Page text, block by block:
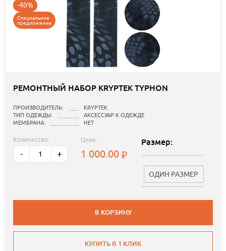
-40%
Специальное
предложение
РЕМОНТНЫЙ НАБОР KRYPTEK TYPHON
ПРОИЗВОДИТЕЛЬ:
KRYPTEK
ТИП ОДЕЖДЫ:
АКСЕССУАР К ОДЕЖДЕ
МЕМБРАНА:
НЕТ
Количество:
- +
Цена:
1 000.00
Размер:
ОДИН РАЗМЕР
В КОРЗИНУ
КУПИТЬ В 1 КЛИК